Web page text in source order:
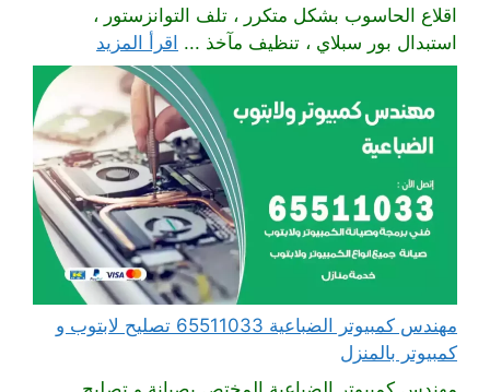
اقلاع الحاسوب بشكل متكرر ، تلف التوانزستور ،
استبدال بور سبلاي ، تنظيف مآخذ ... اقرأ المزيد
مهندس كمبيوتر الضباعية 65511033 تصليح لابتوب و
كمبيوتر بالمنزل